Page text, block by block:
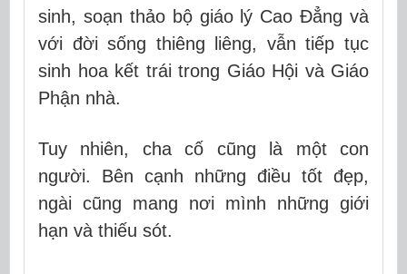
sinh, soạn thảo bộ giáo lý Cao Đẳng và
với đời sống thiêng liêng, vẫn tiếp tục
sinh hoa kết trái trong Giáo Hội và Giáo
Phận nhà.
Tuy nhiên, cha cố cũng là một con
người. Bên cạnh những điều tốt đẹp,
ngài cũng mang nơi mình những giới
hạn và thiếu sót.